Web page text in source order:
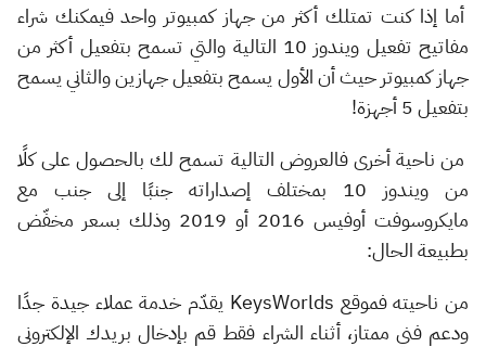
أما إذا كنت تمتلك أكثر من جهاز كمبيوتر واحد فيمكنك شراء
مفاتيح تفعيل ويندوز 10 التالية والتي تسمح بتفعيل أكثر من
جهاز كمبيوتر حيث أن الأول يسمح بتفعيل جهازين والثاني يسمح
بتفعيل 5 أجهزة!
من ناحية أخرى فالعروض التالية تسمح لك بالحصول على كلًا
من ويندوز 10 بمختلف إصداراته جنبًا إلى جنب مع
مايكروسوفت أوفيس 2016 أو 2019 وذلك بسعر مخفّض
بطبيعة الحال:
من ناحيته فموقع KeysWorlds يقدّم خدمة عملاء جيدة جدًا
ودعم فني ممتاز، أثناء الشراء فقط قم بإدخال بريدك الإلكتروني